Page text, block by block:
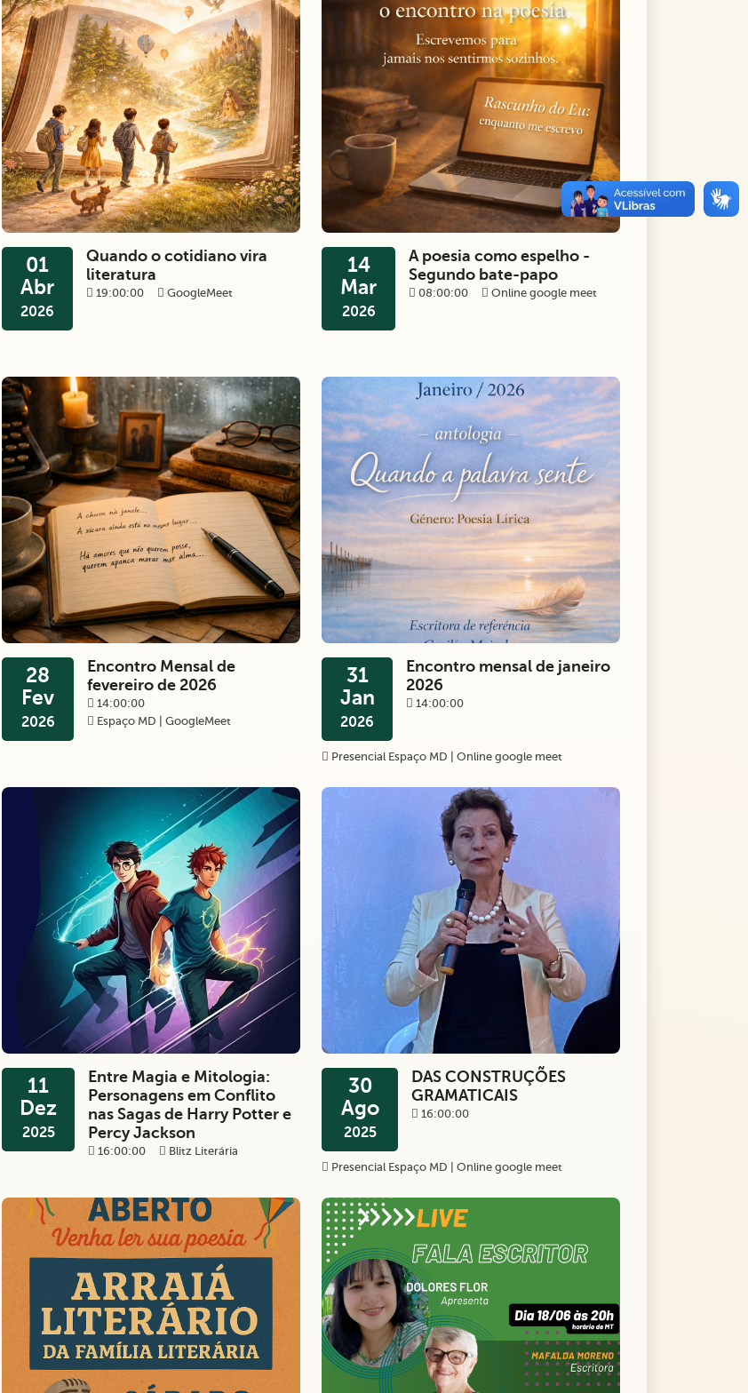
01
Abr
2026
Quando o cotidiano vira
literatura
19:00:00 GoogleMeet
14
Mar
2026
A poesia como espelho -
Segundo bate-papo
08:00:00 Online google meet
28
Fev
2026
Encontro Mensal de
fevereiro de 2026
14:00:00
Espaço MD | GoogleMeet
31
Jan
2026
Encontro mensal de janeiro
2026
14:00:00
Presencial Espaço MD | Online google meet
11
Dez
2025
Entre Magia e Mitologia:
Personagens em Conflito
nas Sagas de Harry Potter e
Percy Jackson
16:00:00 Blitz Literária
30
Ago
2025
DAS CONSTRUÇÕES
GRAMATICAIS
16:00:00
Presencial Espaço MD | Online google meet